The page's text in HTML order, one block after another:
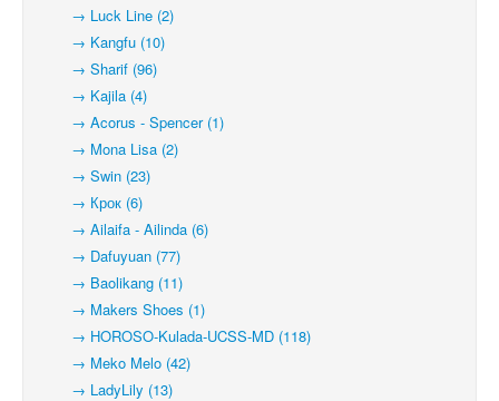
→ Luck Line (2)
→ Kangfu (10)
→ Sharif (96)
→ Kajila (4)
→ Acorus - Spencer (1)
→ Mona Lisa (2)
→ Swin (23)
→ Крок (6)
→ Ailaifa - Ailinda (6)
→ Dafuyuan (77)
→ Baolikang (11)
→ Makers Shoes (1)
→ HOROSO-Kulada-UCSS-MD (118)
→ Meko Melo (42)
→ LadyLily (13)